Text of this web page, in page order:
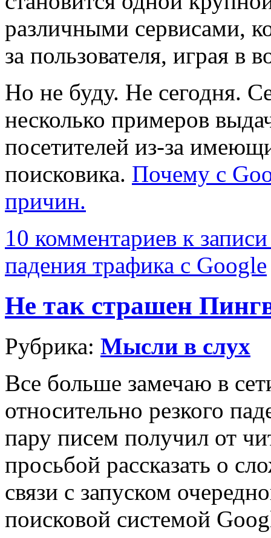
различными сервисами,
за пользователя, играя в
Но не буду. Не сегодня.
несколько примеров
посетителей из-за
поисковика. Почему с
причин.
10 комментариев к
падения трафика с Google
Не так страшен
Рубрика: Мысли в слух
Все больше замечаю в
относительно резкого
пару писем получил от
просьбой рассказать о
связи с запуском
поисковой системой